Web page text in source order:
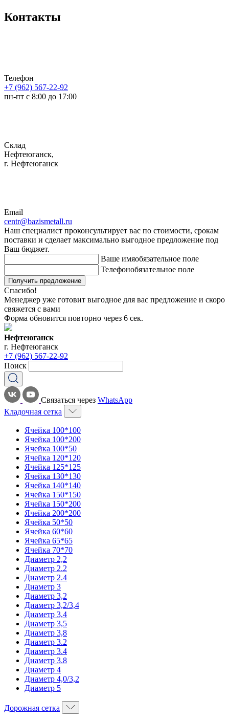
Контакты
Телефон
+7 (962) 567-22-92
пн-пт с 8:00 до 17:00
Склад
Нефтеюганск,
г. Нефтеюганск
Email
centr@bazismetall.ru
Наш специалист проконсультирует вас по стоимости, срокам
поставки и сделает максимально выгодное предложение под
Ваш бюджет.
Ваше имяобязательное поле
Телефонобязательное поле
Получить предложение
Спасибо!
Менеджер уже готовит выгодное для вас предложение и скоро
свяжется с вами
Форма обновится повторно через 6 сек.
Нефтеюганск
г. Нефтеюганск
+7 (962) 567-22-92
Поиск
Связаться через WhatsApp
Кладочная сетка
Ячейка 100*100
Ячейка 100*200
Ячейка 100*50
Ячейка 120*120
Ячейка 125*125
Ячейка 130*130
Ячейка 140*140
Ячейка 150*150
Ячейка 150*200
Ячейка 200*200
Ячейка 50*50
Ячейка 60*60
Ячейка 65*65
Ячейка 70*70
Диаметр 2,2
Диаметр 2.2
Диаметр 2.4
Диаметр 3
Диаметр 3,2
Диаметр 3,2/3,4
Диаметр 3,4
Диаметр 3,5
Диаметр 3,8
Диаметр 3.2
Диаметр 3.4
Диаметр 3.8
Диаметр 4
Диаметр 4,0/3,2
Диаметр 5
Дорожная сетка